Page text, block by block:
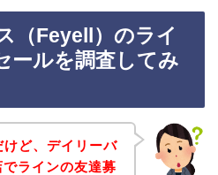
（Feyell）のライ
ールを調査してみ
ど、デイリーバ
ラインの友達募